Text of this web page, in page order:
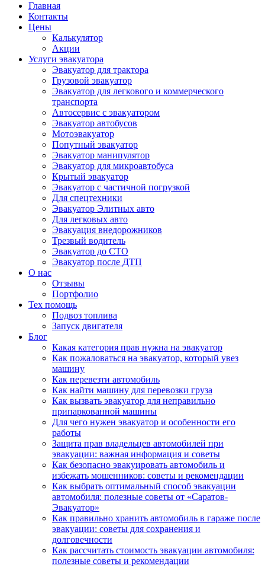
Главная
Контакты
Цены
Калькулятор
Акции
Услуги эвакуатора
Эвакуатор для трактора
Грузовой эвакуатор
Эвакуатор для легкового и коммерческого
транспорта
Автосервис с эвакуатором
Эвакуатор автобусов
Мотоэвакуатор
Попутный эвакуатор
Эвакуатор манипулятор
Эвакуатор для микроавтобуса
Крытый эвакуатор
Эвакуатор с частичной погрузкой
Для спецтехники
Эвакуатор Элитных авто
Для легковых авто
Эвакуация внедорожников
Трезвый водитель
Эвакуатор до СТО
Эвакуатор после ДТП
О нас
Отзывы
Портфолио
Тех помощь
Подвоз топлива
Запуск двигателя
Блог
Какая категория прав нужна на эвакуатор
Как пожаловаться на эвакуатор, который увез
машину
Как перевезти автомобиль
Как найти машину для перевозки груза
Как вызвать эвакуатор для неправильно
припаркованной машины
Для чего нужен эвакуатор и особенности его
работы
Защита прав владельцев автомобилей при
эвакуации: важная информация и советы
Как безопасно эвакуировать автомобиль и
избежать мошенников: советы и рекомендации
Как выбрать оптимальный способ эвакуации
автомобиля: полезные советы от «Саратов-
Эвакуатор»
Как правильно хранить автомобиль в гараже после
эвакуации: советы для сохранения и
долговечности
Как рассчитать стоимость эвакуации автомобиля:
полезные советы и рекомендации